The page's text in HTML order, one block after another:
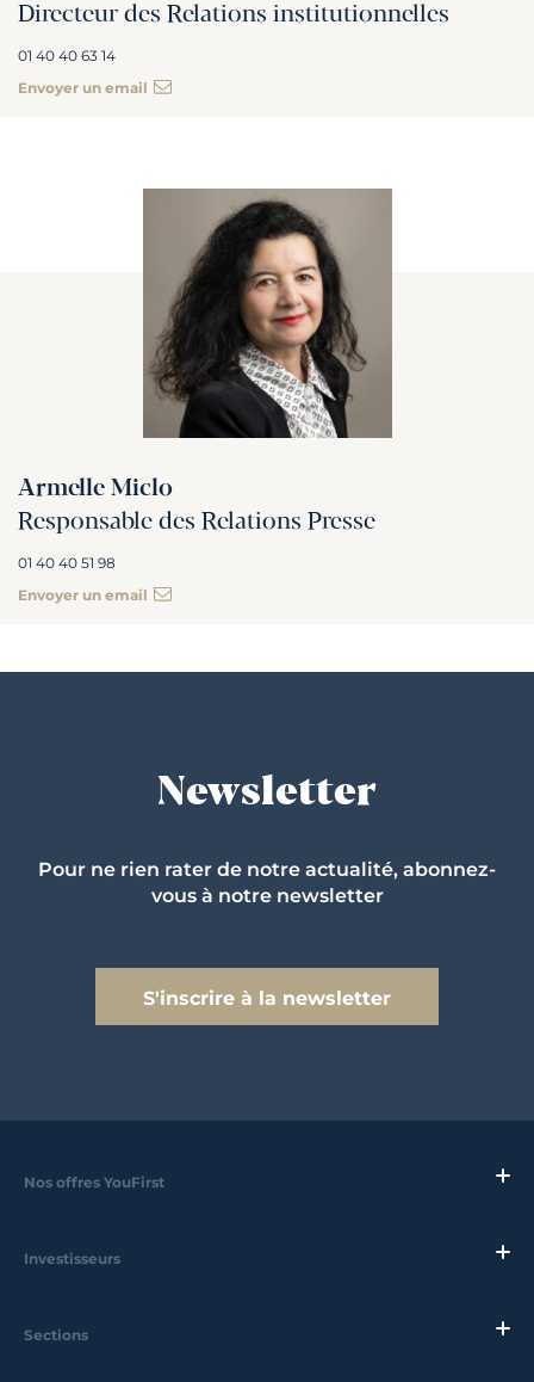
Directeur des Relations institutionnelles
01 40 40 63 14
Envoyer un email
Armelle Miclo
Responsable des Relations Presse
01 40 40 51 98
Envoyer un email
Newsletter
Pour ne rien rater de notre actualité, abonnez-
vous à notre newsletter
S'inscrire à la newsletter
Nos offres YouFirst
Investisseurs
Sections